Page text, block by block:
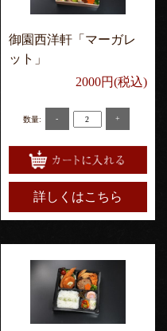
御園西洋軒「マーガレ
ット」
2000円(税込)
数量: - +
詳しくはこちら